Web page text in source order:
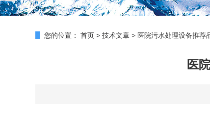
您的位置： 首页 > 技术文章 > 医院污水处理设备推荐
医